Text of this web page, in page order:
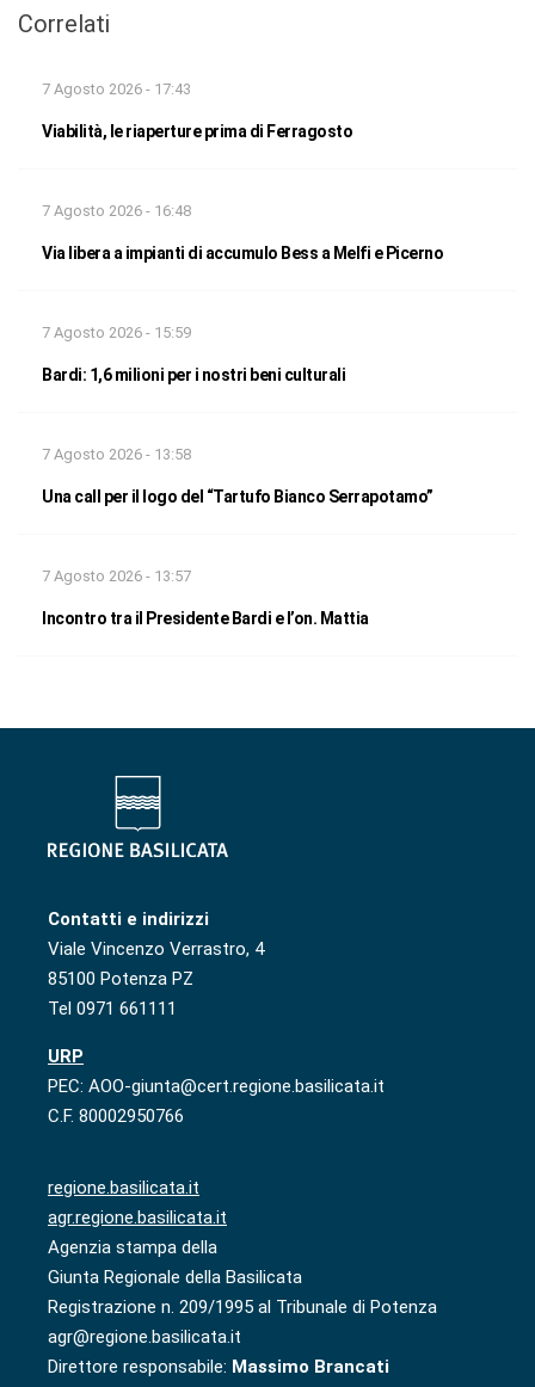
Correlati
7 Agosto 2026 - 17:43
Viabilità, le riaperture prima di Ferragosto
7 Agosto 2026 - 16:48
Via libera a impianti di accumulo Bess a Melfi e Picerno
7 Agosto 2026 - 15:59
Bardi: 1,6 milioni per i nostri beni culturali
7 Agosto 2026 - 13:58
Una call per il logo del “Tartufo Bianco Serrapotamo”
7 Agosto 2026 - 13:57
Incontro tra il Presidente Bardi e l’on. Mattia
Contatti e indirizzi
Viale Vincenzo Verrastro, 4
85100 Potenza PZ
Tel 0971 661111
URP
PEC: AOO-giunta@cert.regione.basilicata.it
C.F. 80002950766
regione.basilicata.it
agr.regione.basilicata.it
Agenzia stampa della
Giunta Regionale della Basilicata
Registrazione n. 209/1995 al Tribunale di Potenza
agr@regione.basilicata.it
Direttore responsabile: Massimo Brancati